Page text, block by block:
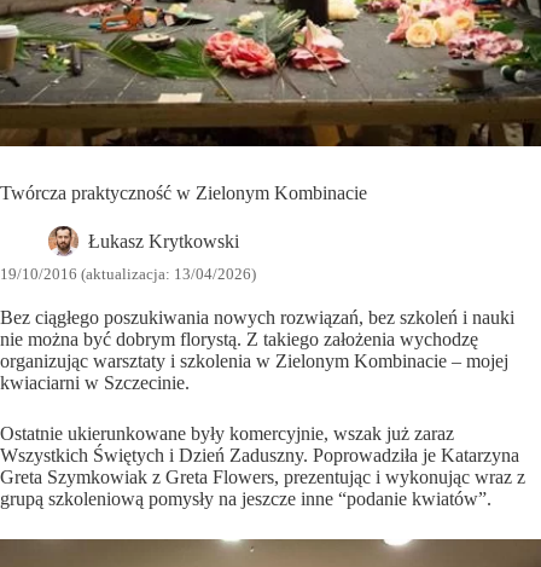
Twórcza praktyczność w Zielonym Kombinacie
Łukasz Krytkowski
19/10/2016 (aktualizacja: 13/04/2026)
Bez ciągłego poszukiwania nowych rozwiązań, bez szkoleń i nauki
nie można być dobrym florystą. Z takiego założenia wychodzę
organizując warsztaty i szkolenia w Zielonym Kombinacie – mojej
kwiaciarni w Szczecinie.
Ostatnie ukierunkowane były komercyjnie, wszak już zaraz
Wszystkich Świętych i Dzień Zaduszny. Poprowadziła je Katarzyna
Greta Szymkowiak z Greta Flowers, prezentując i wykonując wraz z
grupą szkoleniową pomysły na jeszcze inne “podanie kwiatów”.